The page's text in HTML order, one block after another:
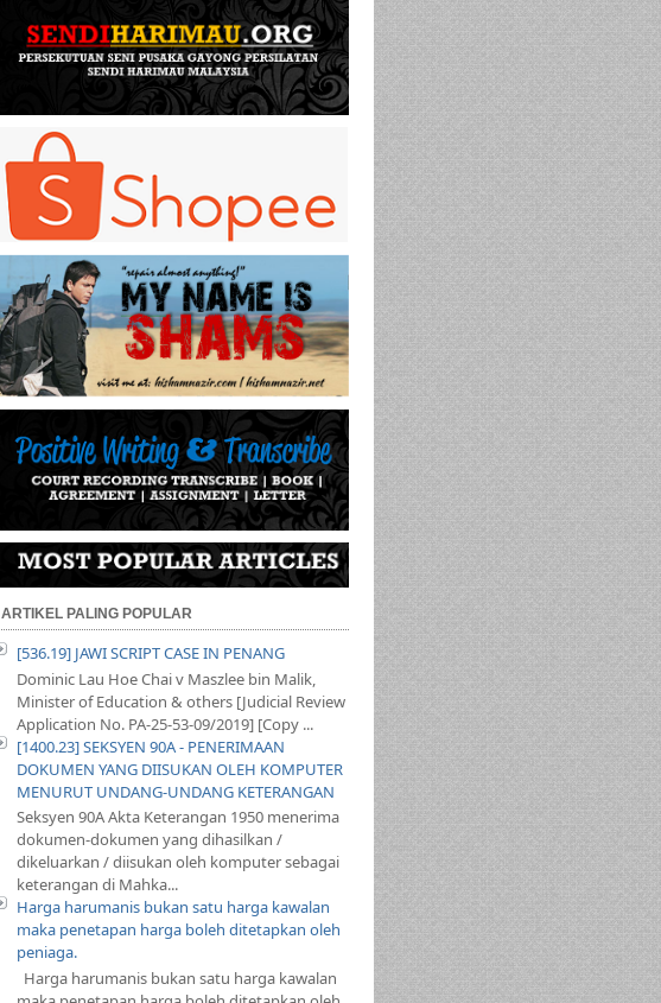
ARTIKEL PALING POPULAR
[536.19] JAWI SCRIPT CASE IN PENANG
Dominic Lau Hoe Chai v Maszlee bin Malik,
Minister of Education & others [Judicial Review
Application No. PA-25-53-09/2019] [Copy ...
[1400.23] SEKSYEN 90A - PENERIMAAN
DOKUMEN YANG DIISUKAN OLEH KOMPUTER
MENURUT UNDANG-UNDANG KETERANGAN
Seksyen 90A Akta Keterangan 1950 menerima
dokumen-dokumen yang dihasilkan /
dikeluarkan / diisukan oleh komputer sebagai
keterangan di Mahka...
Harga harumanis bukan satu harga kawalan
maka penetapan harga boleh ditetapkan oleh
peniaga.
Harga harumanis bukan satu harga kawalan